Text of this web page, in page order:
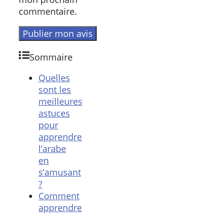
commentaire.
Sommaire
Quelles
sont les
meilleures
astuces
pour
apprendre
l’arabe
en
s’amusant
?
Comment
apprendre